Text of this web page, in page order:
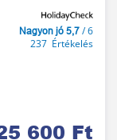
Nagyon jó 5,7 / 6
237 Értékelés
600 Ft